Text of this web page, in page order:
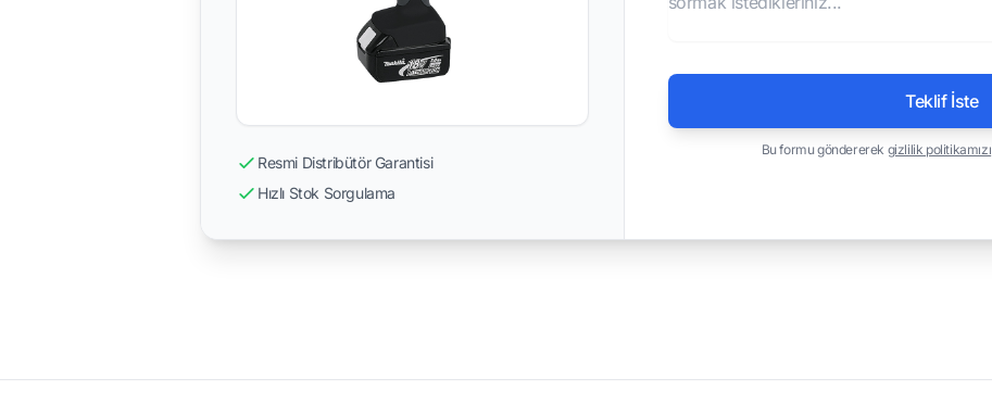
Resmi Distribütör Garantisi
Hızlı Stok Sorgulama
Teklif İste
Bu formu göndererek gizlilik politikamızı